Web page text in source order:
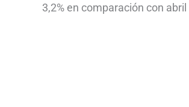
3,2% en comparación con